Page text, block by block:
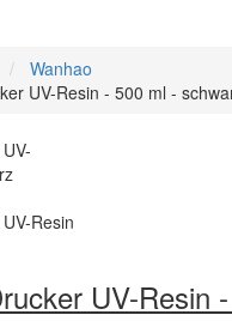
Wanhao
UV-Resin - 500 ml -
UV-Resin